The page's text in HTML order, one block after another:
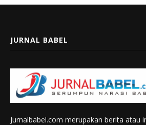
JURNAL BABEL
Jurnalbabel.com merupakan berita atau